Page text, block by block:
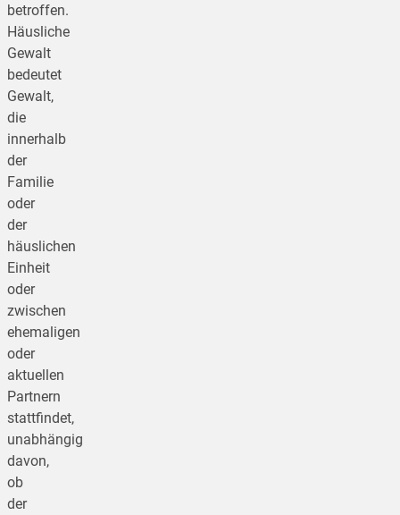
betroffen.
Häusliche
Gewalt
bedeutet
Gewalt,
die
innerhalb
der
Familie
oder
der
häuslichen
Einheit
oder
zwischen
ehemaligen
oder
aktuellen
Partnern
stattfindet,
unabhängig
davon,
ob
der